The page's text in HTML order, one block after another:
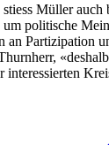
Müller auch
politische
an Partizipation
interessierten